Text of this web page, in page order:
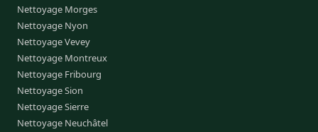
Nettoyage Morges
Nettoyage Nyon
Nettoyage Vevey
Nettoyage Montreux
Nettoyage Fribourg
Nettoyage Sion
Nettoyage Sierre
Nettoyage Neuchâtel